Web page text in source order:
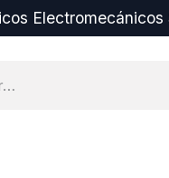
Electromecánicos